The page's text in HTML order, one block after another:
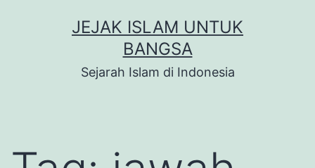
JEJAK ISLAM UNTUK
BANGSA
Sejarah Islam di Indonesia